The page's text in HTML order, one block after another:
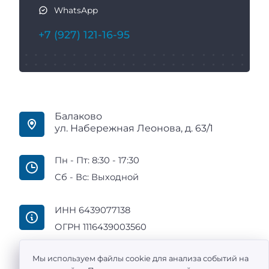
WhatsApp
+7 (927) 121-16-95
Балаково
ул. Набережная Леонова, д. 63/1
Пн - Пт: 8:30 - 17:30
Сб - Вс: Выходной
ИНН 6439077138
ОГРН 1116439003560
Мы используем файлы cookie для анализа событий на